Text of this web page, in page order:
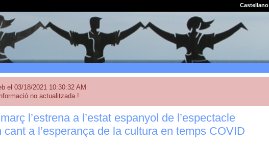
Castellano
el 03/18/2021 10:30:32 AM
no actualitzada !
l’estrena a l’estat espanyol de l’espectacle
a l’esperança de la cultura en temps COVID